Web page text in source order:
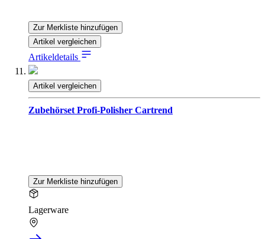
Zur Merkliste hinzufügen
Artikel vergleichen
Artikeldetails
Artikel vergleichen
Zubehörset Profi-Polisher Cartrend
Zur Merkliste hinzufügen
Lagerware